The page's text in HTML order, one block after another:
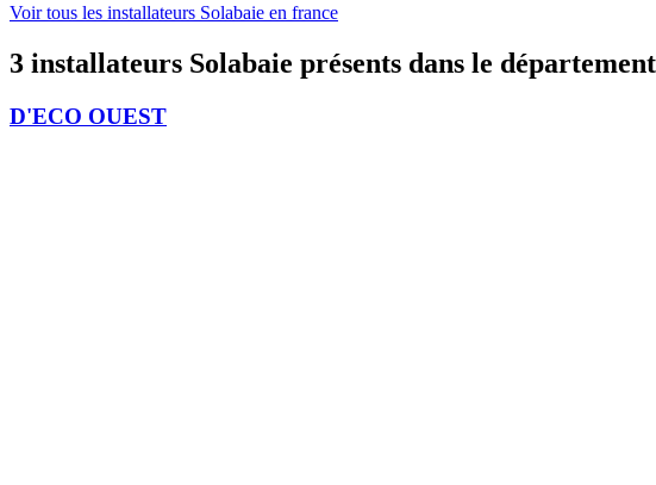
Voir tous les installateurs Solabaie en france
3 installateurs Solabaie présents dans le
D'ECO OUEST